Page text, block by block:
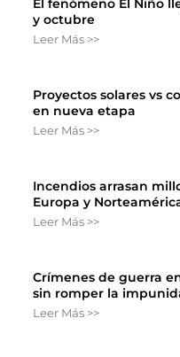
El fenómeno El Niño
y octubre
Leer Más >>
Proyectos solares vs
en nueva etapa
Leer Más >>
Incendios arrasan
Europa y
Leer Más >>
Crímenes de guerra
sin romper la
Leer Más >>